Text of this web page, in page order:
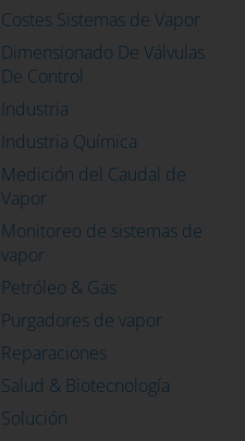
Costes Sistemas de Vapor
Dimensionado De Válvulas
De Control
Industria
Industria Química
Medición del Caudal de
Vapor
Monitoreo de sistemas de
vapor
Petróleo & Gas
Purgadores de vapor
Reparaciones
Salud & Biotecnología
Solución